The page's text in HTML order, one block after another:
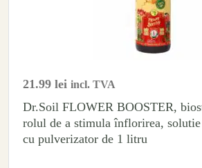
21.99 lei incl. TVA
Dr.Soil FLOWER BOOSTER,
rolul de a stimula înflorirea,
cu pulverizator de 1 litru